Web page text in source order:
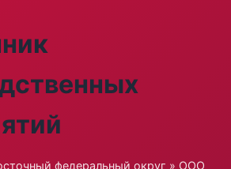
федеральный округ » ООО